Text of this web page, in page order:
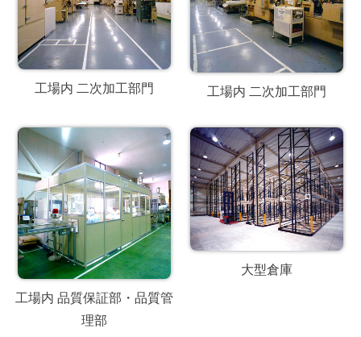
工場内 二次加工部門 工場内 二次加工部門
工場内 品質保証部・品質管
理部
大型倉庫